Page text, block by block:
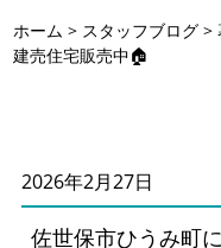
ホーム > スタッフブログ >
建売住宅販売中🏠
2026年2月27日
佐世保市ひうみ町